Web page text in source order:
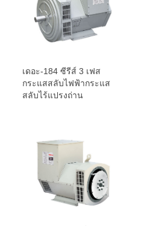
เดอะ-184 ซีรีส์ 3 เฟส
กระแสสลับไฟฟ้ากระแส
สลับไร้แปรงถ่าน